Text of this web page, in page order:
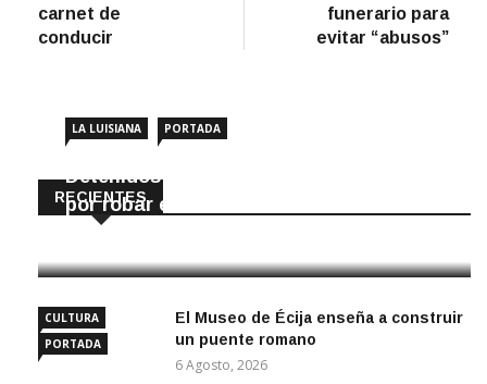
carnet de
conducir
funerario para
evitar “abusos”
RECIENTES
LA LUISIANA PORTADA
Detenidos dos vecinos de La Luisiana
por robar en locales de la localidad
CULTURA
PORTADA
El Museo de Écija enseña a construir
un puente romano
6 Agosto, 2026